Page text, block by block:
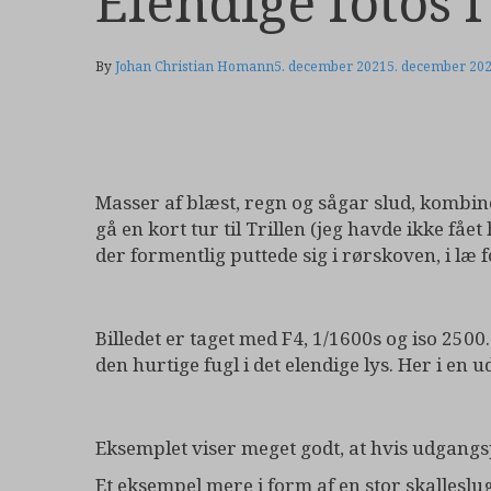
ByJohan Christian Homann5. december 20215. december
Masser af blæst, regn og sågar slud,
gå en kort tur til Trillen (jeg havde ikke
der formentlig puttede sig i rørskoven, i læ
Billedet er taget med F4, 1/1600s og iso
den hurtige fugl i det elendige lys. Her i en
Eksemplet viser meget godt, at hvis
Et eksempel mere i form af en stor